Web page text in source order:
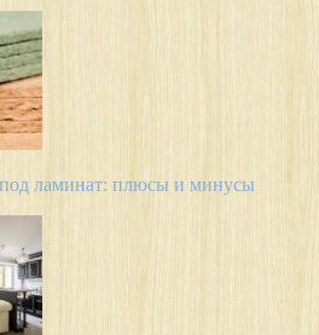
ламинат: плюсы и минусы